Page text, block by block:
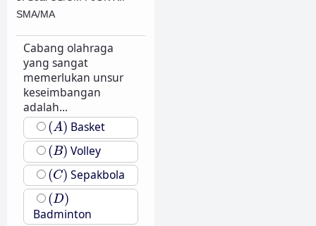
SMA/MA
Cabang olahraga
yang sangat
memerlukan unsur
keseimbangan
adalah...
(A)
(A) Basket
(B)
(B) Volley
(C)
(C) Sepakbola
(D)
(D)
Badminton